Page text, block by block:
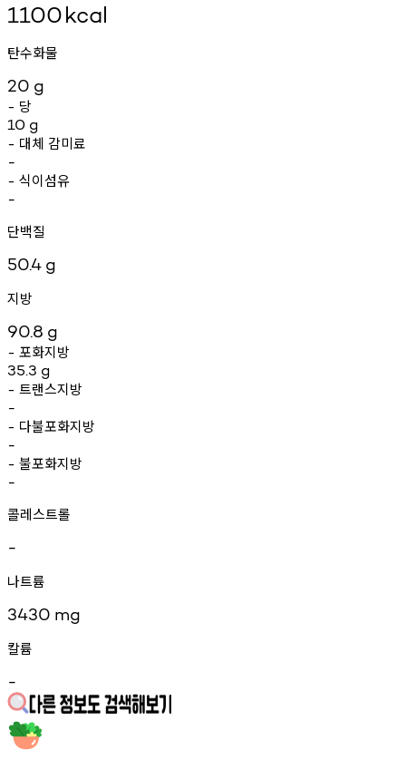
1100kcal
탄수화물
20 g
- 당
10 g
- 대체 감미료
-
- 식이섬유
-
단백질
50.4 g
지방
90.8 g
- 포화지방
35.3 g
- 트랜스지방
-
- 다불포화지방
-
- 불포화지방
-
콜레스트롤
-
나트륨
3430 mg
칼륨
-